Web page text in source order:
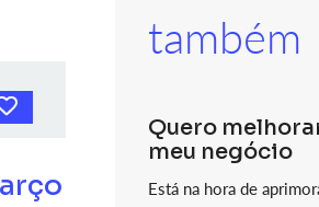
também
Quero
meu negócio
Está na hora de